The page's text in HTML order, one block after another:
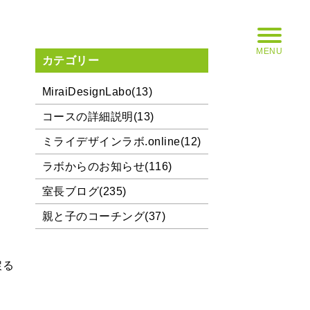
MENU
カテゴリー
MiraiDesignLabo(13)
コースの詳細説明(13)
ミライデザインラボ.online(12)
ラボからのお知らせ(116)
室長ブログ(235)
親と子のコーチング(37)